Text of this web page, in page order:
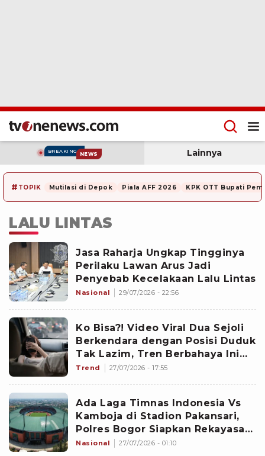
BREAKING NEWS Lainnya
# TOPIK Mutilasi di Depok Piala AFF 2026 KPK OTT Bupati
LALU LINTAS
Jasa Raharja Ungkap Tingginya
Perilaku Lawan Arus Jadi
Penyebab Kecelakaan Lalu Lintas
Nasional 29/07/2026 - 22:56
Ko Bisa?! Video Viral Dua Sejoli
Berkendara dengan Posisi Duduk
Tak Lazim, Tren Berbahaya Ini
Bisa Berujung Maut
Trend 27/07/2026 - 17:55
Ada Laga Timnas Indonesia Vs
Kamboja di Stadion Pakansari,
Polres Bogor Siapkan Rekayasa
Lalu Lintas
Nasional 27/07/2026 - 01:10